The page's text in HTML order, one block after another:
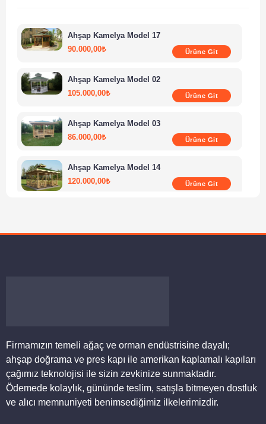
Ahşap Kamelya Model 17
90.000,00₺ Ürüne Git
Ahşap Kamelya Model 02
105.000,00₺ Ürüne Git
Ahşap Kamelya Model 03
86.000,00₺ Ürüne Git
Ahşap Kamelya Model 14
120.000,00₺ Ürüne Git
Firmamızın temeli ağaç ve orman endüstrisine dayalı;
ahşap doğrama ve pres kapı ile amerikan kaplamalı kapıları
çağımız teknolojisi ile sizin zevkinize sunmaktadır.
Ödemede kolaylık, gününde teslim, satışla bitmeyen dostluk
ve alıcı memnuniyeti benimsediğimiz ilkelerimizdir.